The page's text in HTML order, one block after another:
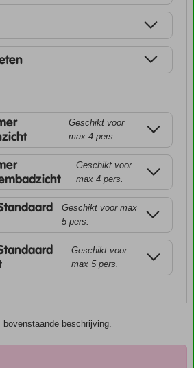
Geschikt voor
max 4 pers.
Geschikt voor
max 4 pers.
Geschikt voor max
5 pers.
Geschikt voor
max 5 pers.
beschrijving.